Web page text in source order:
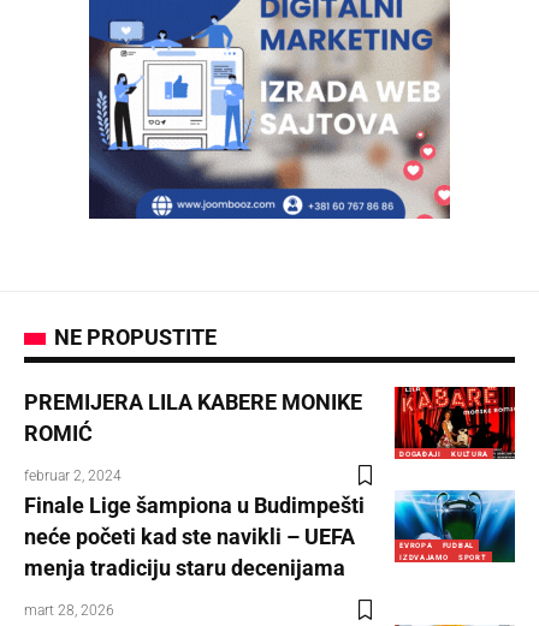
NE PROPUSTITE
DOGAĐAJI KULTURA
PREMIJERA LILA KABERE MONIKE
ROMIĆ
februar 2, 2024
EVROPA
FUDBAL
IZDVAJAMO
SPORT
Finale Lige šampiona u Budimpešti
neće početi kad ste navikli – UEFA
menja tradiciju staru decenijama
mart 28, 2026